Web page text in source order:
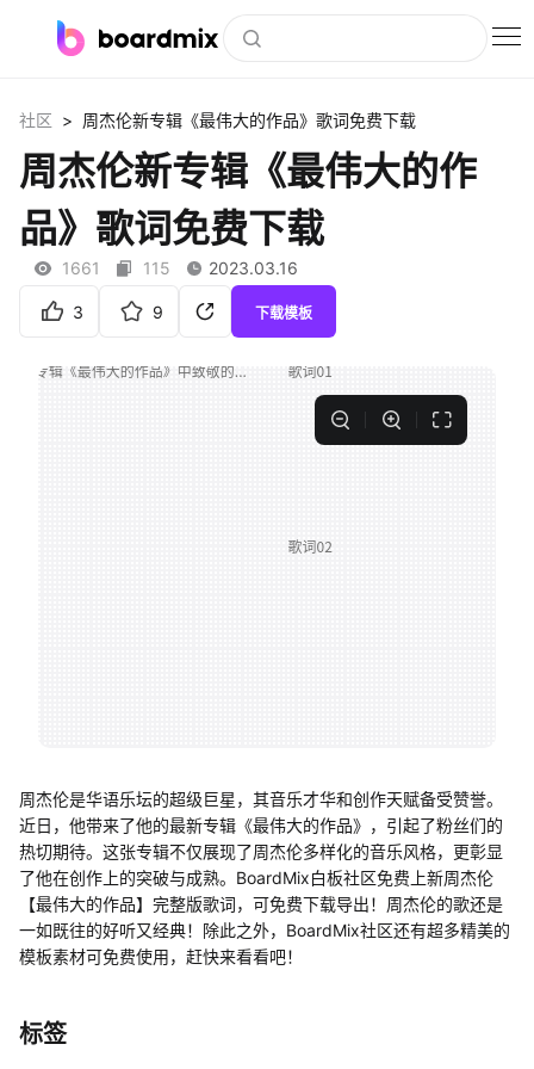
社区资源
会员
企业服务
社区 > 周杰伦新专辑《最伟大的作品》歌词免费下载
周杰伦新专辑《最伟大的作
品》歌词免费下载
1661 115 2023.03.16
3 9 下载模板
周杰伦是华语乐坛的超级巨星，其音乐才华和创作天赋备受赞誉。
近日，他带来了他的最新专辑《最伟大的作品》，引起了粉丝们的
热切期待。这张专辑不仅展现了周杰伦多样化的音乐风格，更彰显
了他在创作上的突破与成熟。BoardMix白板社区免费上新周杰伦
【最伟大的作品】完整版歌词，可免费下载导出！周杰伦的歌还是
一如既往的好听又经典！除此之外，BoardMix社区还有超多精美的
模板素材可免费使用，赶快来看看吧！
标签